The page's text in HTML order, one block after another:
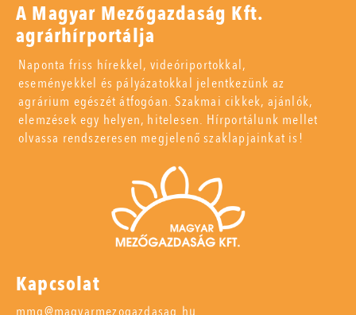
A Magyar Mezőgazdaság Kft.
agrárhírportálja
Naponta friss hírekkel, videóriportokkal,
eseményekkel és pályázatokkal jelentkezünk az
agrárium egészét átfogóan. Szakmai cikkek, ajánlók,
elemzések egy helyen, hitelesen. Hírportálunk mellet
olvassa rendszeresen megjelenő szaklapjainkat is!
Kapcsolat
mmg@magyarmezogazdasag.hu